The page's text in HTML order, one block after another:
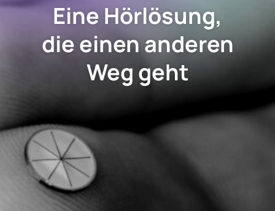
Eine Hörlösung,
die einen anderen
Weg geht